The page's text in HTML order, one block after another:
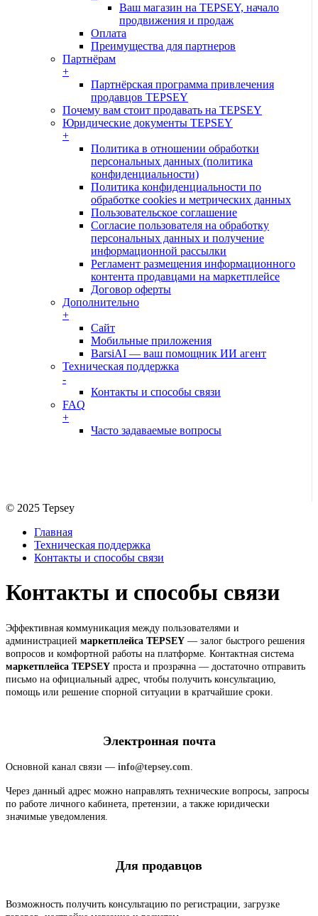
Ваш магазин на TEPSEY, начало
продвижения и продаж
Оплата
Преимущества для партнеров
Партнёрам
+
Партнёрская программа привлечения
продавцов TEPSEY
Почему вам стоит продавать на TEPSEY
Юридические документы TEPSEY
+
Политика в отношении обработки
персональных данных (политика
конфиденциальности)
Политика конфиденциальности по
обработке cookies и метрических данных
Пользовательское соглашение
Согласие пользователя на обработку
персональных данных и получение
информационной рассылки
Регламент размещения информационного
контента продавцами на маркетплейсе
Договор оферты
Дополнительно
+
Сайт
Мобильные приложения
BarsiAI — ваш помощник ИИ агент
Техническая поддержка
-
Контакты и способы связи
FAQ
+
Часто задаваемые вопросы
© 2025 Tepsey
Главная
Техническая поддержка
Контакты и способы связи
Контакты и способы связи
Эффективная коммуникация между пользователями и
администрацией маркетплейса TEPSEY — залог быстрого решения
вопросов и комфортной работы на платформе. Контактная система
маркетплейса TEPSEY проста и прозрачна — достаточно отправить
письмо на официальный адрес, чтобы получить консультацию,
помощь или решение спорной ситуации в кратчайшие сроки.
Электронная почта
Основной канал связи — info@tepsey.com
Через данный адрес можно направлять технические вопросы, запросы
по работе личного кабинета, претензии, а также юридически
значимые уведомления.
Для продавцов
Возможность получить консультацию по регистрации, загрузке